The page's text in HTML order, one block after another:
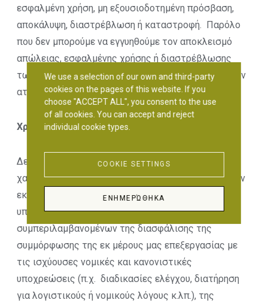
εσφαλμένη χρήση, μη εξουσιοδοτημένη πρόσβαση,
αποκάλυψη, διαστρέβλωση ή καταστροφή. Παρόλο
που δεν μπορούμε να εγγυηθούμε τον αποκλεισμό
απώλειας, εσφαλμένης χρήσης ή διαστρέβλωσης
των δεδομένων, προσπαθούμε να αποφύγουμε τυχόν
ατυχείς περιστάσεις.
Χρόνος διατήρησης προσωπικών δεδομένων
Δεν θα διατηρούμε πληροφορίες προσωπικού
χαρακτήρα περισσότερο από όσο χρειάζεται για την
εκπλήρωση των σκοπών για τους οποίους
υποβάλλονται σε επεξεργασία,
συμπεριλαμβανομένων της διασφάλισης της
συμμόρφωσης της εκ μέρους μας επεξεργασίας με
τις ισχύουσες νομικές και κανονιστικές
υποχρεώσεις (π.χ. διαδικασίες ελέγχου, διατήρηση
για λογιστικούς ή νομικούς λόγους κ.λπ.), της
We use a selection of our own and third-party
cookies on the pages of this website. If you
choose "ACCEPT ALL", you consent to the use
of all cookies. You can accept and reject
individual cookie types.
COOKIE SETTINGS
ΕΝΗΜΕΡΏΘΗΚΑ